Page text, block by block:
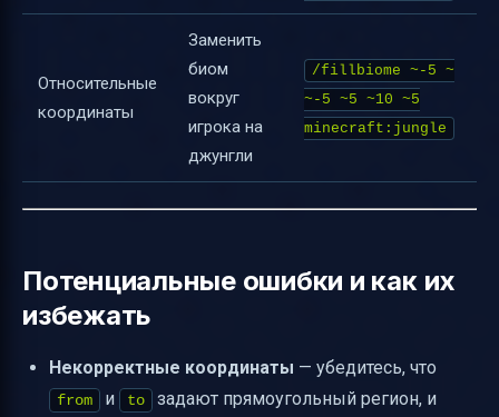
Относительные
координаты
Заменить
биом
вокруг
игрока на
джунгли
/fillbiome ~-5 ~
~-5 ~5 ~10 ~5
minecraft:jungle
Потенциальные ошибки и как их
избежать
Некорректные координаты — убедитесь, что
from и to
задают прямоугольный регион, и